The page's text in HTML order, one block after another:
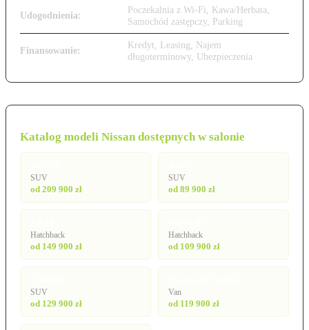
Udogodnienia:
Poczekalnia z Wi-Fi, Kawa/Herbata,
Samochód zastępczy, Parking
Finansowanie:
Kredyt, Leasing, Najem
długoterminowy, Ubezpieczenia
Katalog modeli Nissan dostępnych w salonie
SUV
od 209 900 zł
SUV
od 89 900 zł
Hatchback
od 149 900 zł
Hatchback
od 109 900 zł
SUV
od 129 900 zł
Van
od 119 900 zł